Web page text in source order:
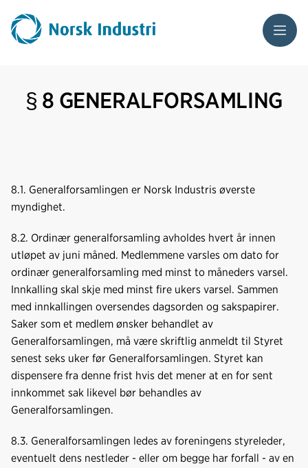
Meny
§ 8 GENERALFORSAMLING
8.1. Generalforsamlingen er Norsk Industris øverste
myndighet.
8.2. Ordinær generalforsamling avholdes hvert år innen
utløpet av juni måned. Medlemmene varsles om dato for
ordinær generalforsamling med minst to måneders varsel.
Innkalling skal skje med minst fire ukers varsel. Sammen
med innkallingen oversendes dagsorden og sakspapirer.
Saker som et medlem ønsker behandlet av
Generalforsamlingen, må være skriftlig anmeldt til Styret
senest seks uker før Generalforsamlingen. Styret kan
dispensere fra denne frist hvis det mener at en for sent
innkommet sak likevel bør behandles av
Generalforsamlingen.
8.3. Generalforsamlingen ledes av foreningens styreleder,
eventuelt dens nestleder - eller om begge har forfall - av en